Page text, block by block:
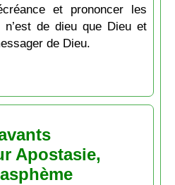
et prononcer les
de dieu que Dieu et
de Dieu.
Apostasie,